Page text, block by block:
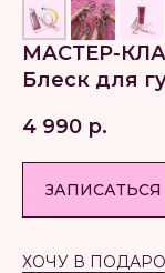
МАСТЕР-
Блеск для
4 990 р.
ХОЧУ В